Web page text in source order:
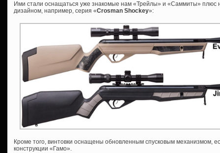
Ими стали оснащаться уже знакомые нам «Трейлы» и «Саммиты» плюс
дизайном, например, серия «Crosman Shockey»:
Кроме того, винтовки оснащены обновленным спусковым механизмом,
конструкции «Гамо».